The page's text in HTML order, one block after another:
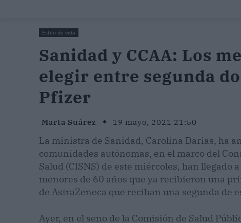
Estilo de vida
Sanidad y CCAA: Los
elegir entre segunda
Pfizer
Marta Suárez 19 mayo, 2021 21:50
La ministra de Sanidad, Carolina Darias, ha
comunidades autónomas, en el marco del
Salud (CISNS) de este miércoles, han
menores de 60 años que ya recibieron una
de AstraZeneca que reciban una segunda de
Ayer, en el seno de la Comisión de Salud